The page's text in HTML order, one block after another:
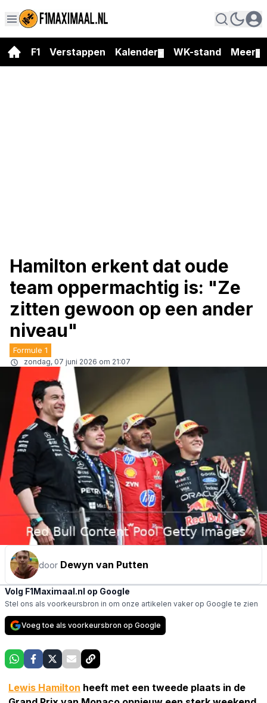
F1 Verstappen Kalender WK-stand Meer
Hamilton erkent dat oude
team oppermachtig is: "Ze
zitten gewoon op een ander
niveau"
Formule 1
zondag, 07 juni 2026 om 21:07
door Dewyn van Putten
Volg F1Maximaal.nl op Google
Stel ons als voorkeursbron in om onze artikelen vaker op Google te zien
Voeg toe als voorkeursbron op Google
Lewis Hamilton heeft met een tweede plaats in de